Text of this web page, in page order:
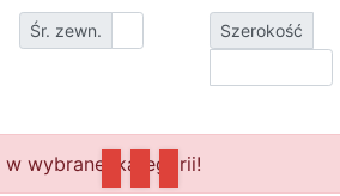
Śr. zewn. Szerokość
wybranej kategorii!